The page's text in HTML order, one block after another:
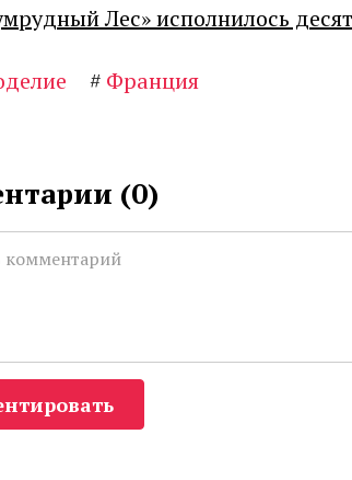
Лес» исполнилось
# Франция
(0)